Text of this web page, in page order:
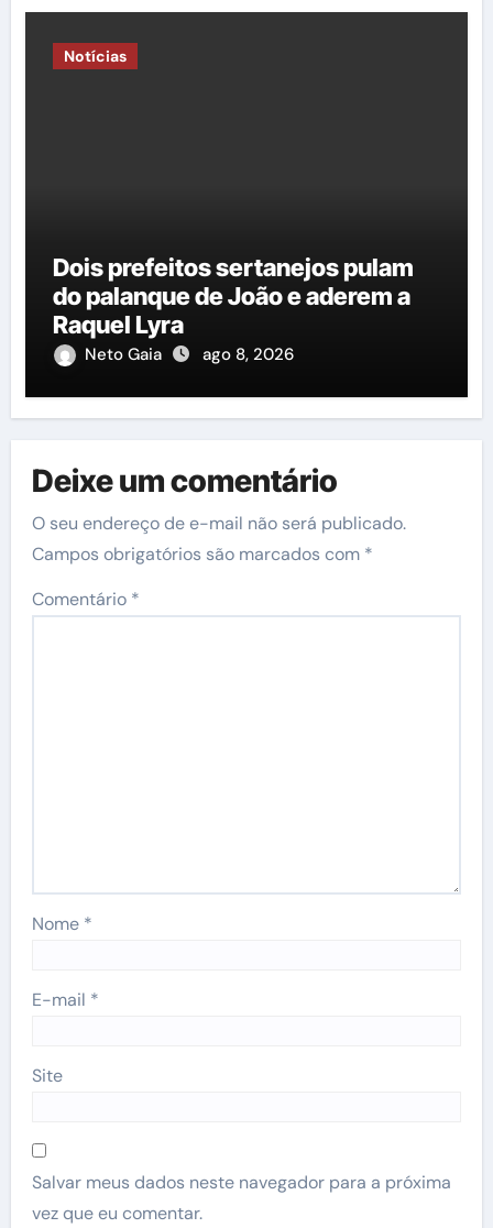
poliesportiva”
Notícias
Dois prefeitos sertanejos pulam
do palanque de João e aderem a
Raquel Lyra
Neto Gaia ago 8, 2026
Deixe um comentário
O seu endereço de e-mail não será publicado.
Campos obrigatórios são marcados com *
Comentário *
Nome *
E-mail *
Site
Salvar meus dados neste navegador para a próxima
vez que eu comentar.